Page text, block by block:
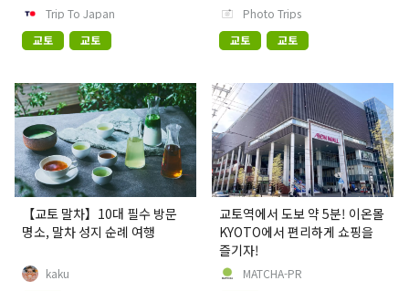
Trip To Japan
교토
교토
Photo Trips
교토
교토
【교토 말차】10대 필수 방문
명소, 말차 성지 순례 여행
kaku
교토역에서 도보 약 5분! 이온몰
KYOTO에서 편리하게 쇼핑을
즐기자!
MATCHA-PR